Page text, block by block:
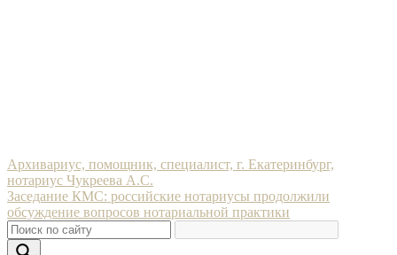
Навигация
по
записям
Архивариус, помощник, специалист, г. Екатеринбург,
нотариус Чукреева А.С.
Заседание КМС: российские нотариусы продолжили
обсуждение вопросов нотариальной практики